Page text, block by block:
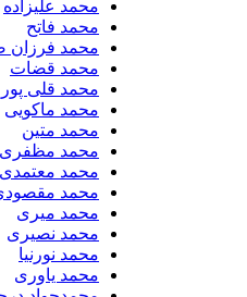
محمد علیزاده
محمد فاتح
محمد فرزان صادقی
محمد قضات
محمد قلی پور
محمد ماکویی
محمد متین
محمد مظفری و
محمد معتمدی
محمد مقصودی
محمد میری
محمد نصیری
محمد نورنیا
محمد یاوری